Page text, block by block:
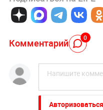
Комментарий 0
Авторизоваться